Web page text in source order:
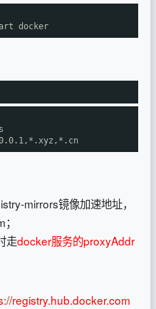
docker
mirrors镜像加速地址，
走docker服务的proxyAddr
registry.hub.docker.com